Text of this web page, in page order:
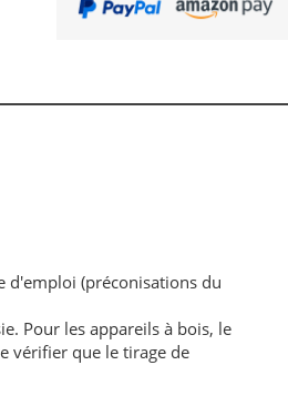
d'emploi (préconisations du
Pour les appareils à bois, le
vérifier que le tirage de